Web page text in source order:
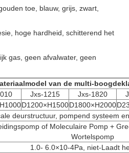
toe, blauw, grijs, zwart,
hoge hardheid, schitterend het
gas, geen afvalwater, geen
van de multi-
Jxs-1215 Jxs-1820
D1200×H1500D1800×H2000
deurstructuur, pompend systeem
of Moleculaire Pomp +
Wortelspomp
1.0- 6.0×10-4Pa, niet-Laadt